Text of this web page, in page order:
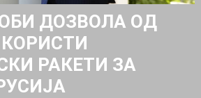
ДОЗВОЛА ОД
РАКЕТИ ЗА